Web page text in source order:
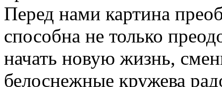
Перед нами картина
способна не только
начать новую жизнь,
белоснежные кружева